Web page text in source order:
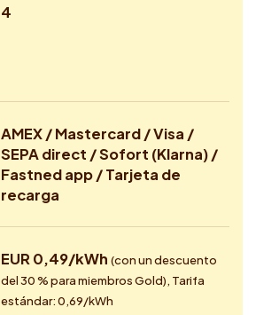
4
AMEX / Mastercard / Visa /
SEPA direct / Sofort (Klarna) /
Fastned app / Tarjeta de
recarga
EUR 0,49/kWh (con un descuento
del 30 % para miembros Gold), Tarifa
estándar: 0,69/kWh